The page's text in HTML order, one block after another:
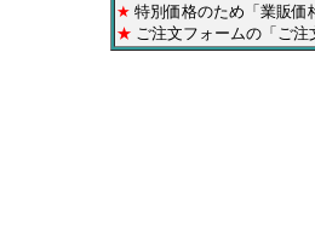
★ 特別価格のため「業販価
★ ご注文フォームの「ご